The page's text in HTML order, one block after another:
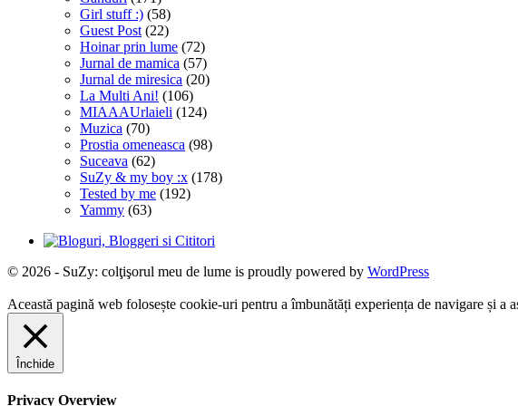
Girl stuff :) (58)
Guest Post (22)
Hoinar prin lume (72)
Jurnal de mamica (57)
Jurnal de miresica (20)
La Multi Ani! (106)
MIAAAUrlaieli (124)
Muzica (70)
Prostia omeneasca (98)
Suceava (62)
SuZy & my boy :x (178)
Tested by me (192)
Yammy (63)
© 2026 - SuZy: colţişorul meu de lume is proudly powered by WordPress
Această pagină web folosește cookie-uri pentru a îmbunătăți experiența de navigare și a
Închide
Privacy Overview